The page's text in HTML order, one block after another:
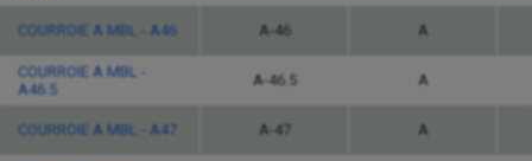
COURROIE A MBL - A46 A-46 A
COURROIE A MBL -
A46.5
A-46.5 A
COURROIE A MBL - A47 A-47 A